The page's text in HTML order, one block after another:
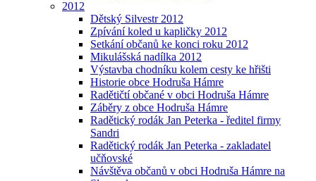
2012
Dětský Silvestr 2012
Zpívání koled u kapličky 2012
Setkání občanů ke konci roku 2012
Mikulášská nadílka 2012
Výstavba chodníku kolem cesty ke hřišti
Historie obce Hodruša Hámre
Radětičtí občané v obci Hodruša Hámre
Záběry z obce Hodruša Hámre
Radětický rodák Jan Peterka - ředitel firmy
Sandri
Radětický rodák Jan Peterka - zakladatel
učňovské
Návštěva občanů v obci Hodruša Hámre na